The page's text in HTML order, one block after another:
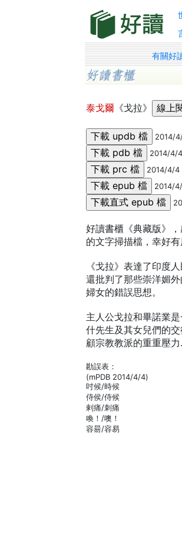
有關好
泰戈爾 《戈拉》
2014/
2014/4/
2014/4/4
2014/
好讀書櫃《典藏版》
的文字掃描檔，幸好
《戈拉》表達了印度
還批判了那些崇洋媚
婦女的錯誤思想。
主人公戈拉和畢諾業
什先生及其女兒們的
顧宗教教派的重重壓
勘誤表：
(mPDB 2014/4/4)
吋候/時候
侍侯/侍候
剌痛/刺痛
喚！/噢！
容昜/容易